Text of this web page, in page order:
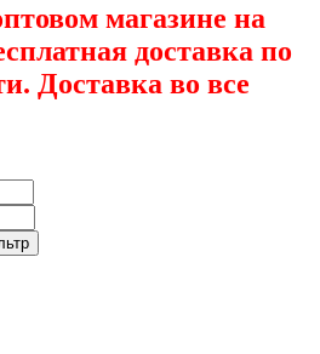
магазине на
доставка по
Доставка во все